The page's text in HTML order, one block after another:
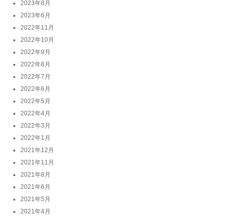
2023年8月
2023年6月
2022年11月
2022年10月
2022年9月
2022年8月
2022年7月
2022年6月
2022年5月
2022年4月
2022年3月
2022年1月
2021年12月
2021年11月
2021年8月
2021年6月
2021年5月
2021年4月